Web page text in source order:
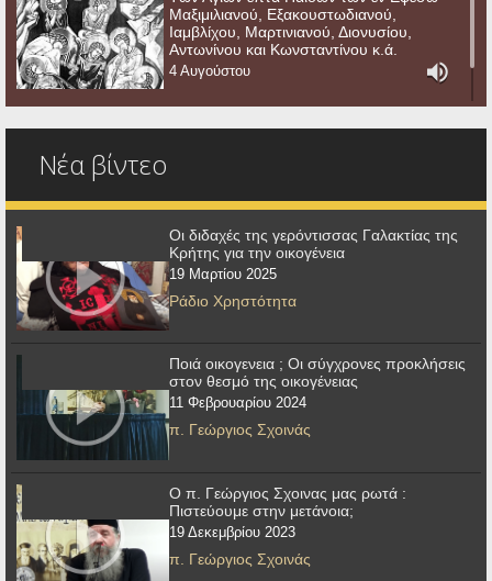
Μαξιμιλιανού, Εξακουστωδιανού,
Ιαμβλίχου, Μαρτινιανού, Διονυσίου,
Αντωνίνου και Κωνσταντίνου κ.ά.
4 Αυγούστου
Νέα βίντεο
Οι διδαχές της γερόντισσας Γαλακτίας της
Κρήτης για την οικογένεια
19 Μαρτίου 2025
Ράδιο Χρηστότητα
Ποιά οικογενεια ; Οι σύγχρονες προκλήσεις
στον θεσμό της οικογένειας
11 Φεβρουαρίου 2024
π. Γεώργιος Σχοινάς
Ο π. Γεώργιος Σχοινας μας ρωτά :
Πιστεύουμε στην μετάνοια;
19 Δεκεμβρίου 2023
π. Γεώργιος Σχοινάς